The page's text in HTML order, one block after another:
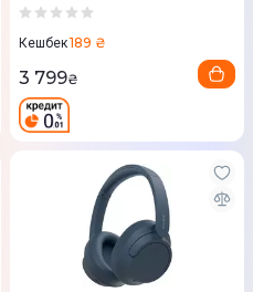
Кешбек189 ₴
3 799₴